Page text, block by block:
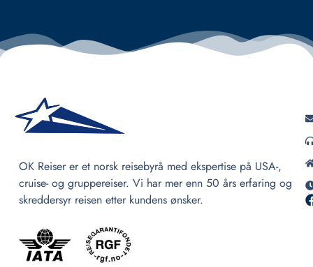
OK Reiser er et norsk reisebyrå med ekspertise på USA-,
cruise- og gruppereiser. Vi har mer enn 50 års erfaring og
skreddersyr reisen etter kundens ønsker.